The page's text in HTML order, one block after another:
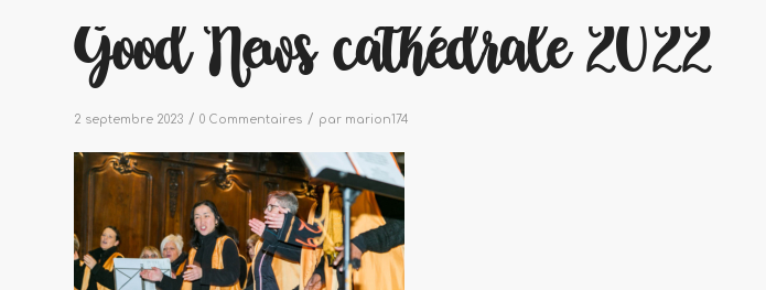
Good News cathédrale 2022
2 septembre 2023 / 0 Commentaires / par marion174